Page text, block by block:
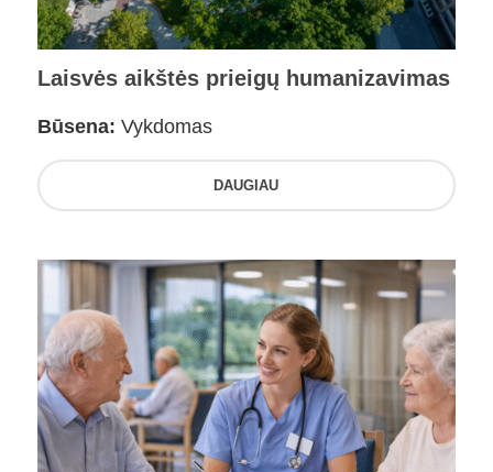
Laisvės aikštės prieigų humanizavimas
Būsena: Vykdomas
DAUGIAU